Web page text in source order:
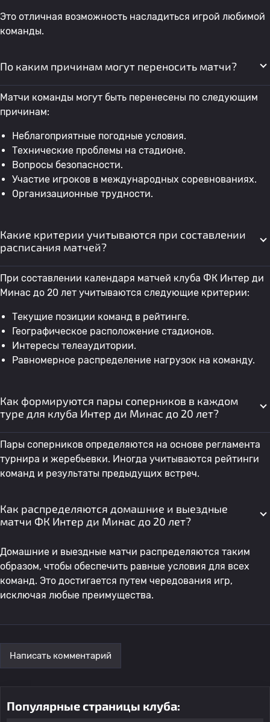
Это отличная возможность насладиться игрой любимой
команды.
По каким причинам могут переносить матчи?
Матчи команды могут быть перенесены по следующим
причинам:
Неблагоприятные погодные условия.
Технические проблемы на стадионе.
Вопросы безопасности.
Участие игроков в международных соревнованиях.
Организационные трудности.
Какие критерии учитываются при составлении
расписания матчей?
При составлении календаря матчей клуба ФК Интер ди
Минас до 20 лет учитываются следующие критерии:
Текущие позиции команд в рейтинге.
Географическое расположение стадионов.
Интересы телеаудитории.
Равномерное распределение нагрузок на команду.
Как формируются пары соперников в каждом
туре для клуба Интер ди Минас до 20 лет?
Пары соперников определяются на основе регламента
турнира и жеребьевки. Иногда учитываются рейтинги
команд и результаты предыдущих встреч.
Как распределяются домашние и выездные
матчи ФК Интер ди Минас до 20 лет?
Домашние и выездные матчи распределяются таким
образом, чтобы обеспечить равные условия для всех
команд. Это достигается путем чередования игр,
исключая любые преимущества.
Написать комментарий
Популярные страницы клуба: